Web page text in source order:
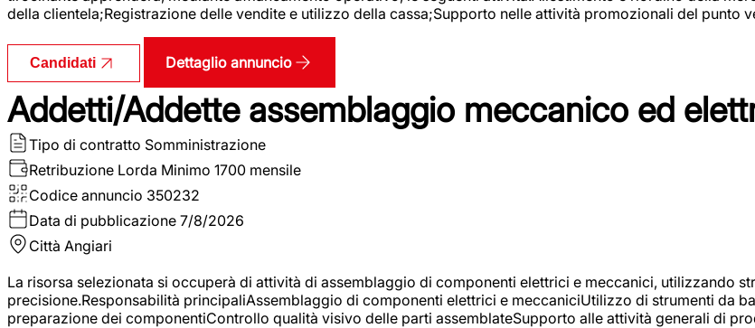
della clientela;Registrazione delle vendite e utilizzo della cassa;Supporto nelle attività promozionali del punto
Candidati Dettaglio annuncio
Addetti/Addette assemblaggio meccanico ed
Tipo di contratto Somministrazione
Retribuzione Lorda Minimo 1700 mensile
Codice annuncio 350232
Data di pubblicazione 7/8/2026
Città Angiari
La risorsa selezionata si occuperà di attività di assemblaggio di componenti elettrici e meccanici, utilizzando
precisione.Responsabilità principaliAssemblaggio di componenti elettrici e meccaniciUtilizzo di strumenti da
preparazione dei componentiControllo qualità visivo delle parti assemblateSupporto alle attività generali di